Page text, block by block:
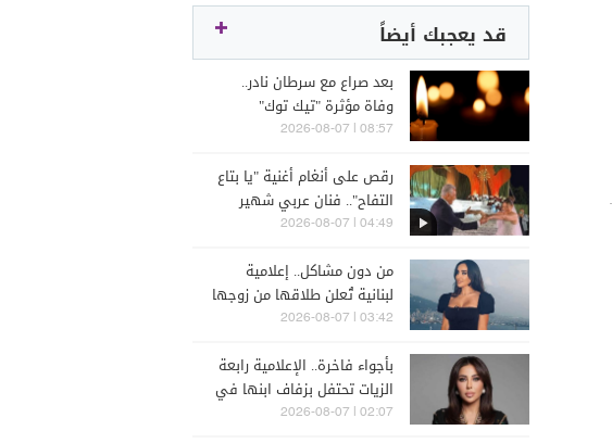
قد يعجبك أيضاً
بعد صراع مع سرطان نادر..
وفاة مؤثرة "تيك توك"
08:57 | 2026-08-07
رقص على أنغام أغنية "يا بتاع
التفاح".. فنان عربي شهير
يحتفل بزفاف ابنته (فيديو)
04:49 | 2026-08-07
من دون مشاكل.. إعلامية
لبنانية تُعلن طلاقها من زوجها
رجل الأعمال
03:42 | 2026-08-07
بأجواء فاخرة.. الإعلامية رابعة
الزيات تحتفل بزفاف ابنها في
البترون (فيديو)
02:07 | 2026-08-07